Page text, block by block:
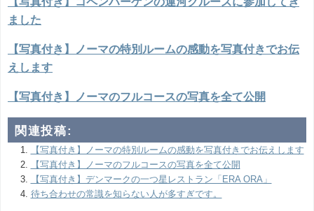
ました
【写真付き】ノーマの特別ルームの感動を写真付きでお伝
えします
【写真付き】ノーマのフルコースの写真を全て公開
関連投稿:
【写真付き】ノーマの特別ルームの感動を写真付きでお伝えします
【写真付き】ノーマのフルコースの写真を全て公開
【写真付き】デンマークの一つ星レストラン「ERA ORA」
待ち合わせの常識を知らない人が多すぎです。